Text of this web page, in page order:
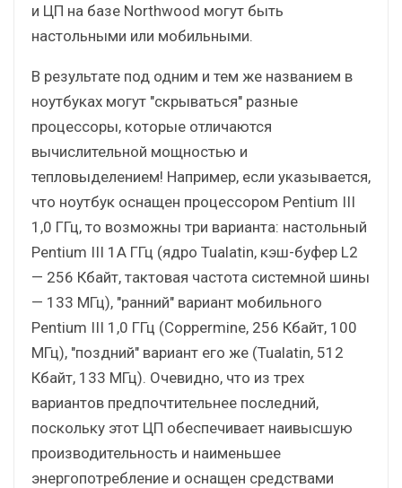
и ЦП на базе Northwood могут быть
настольными или мобильными.
В результате под одним и тем же названием в
ноутбуках могут "скрываться" разные
процессоры, которые отличаются
вычислительной мощностью и
тепловыделением! Например, если указывается,
что ноутбук оснащен процессором Pentium III
1,0 ГГц, то возможны три варианта: настольный
Pentium III 1A ГГц (ядро Tualatin, кэш-буфер L2
— 256 Кбайт, тактовая частота системной шины
— 133 МГц), "ранний" вариант мобильного
Pentium III 1,0 ГГц (Coppermine, 256 Кбайт, 100
МГц), "поздний" вариант его же (Tualatin, 512
Кбайт, 133 МГц). Очевидно, что из трех
вариантов предпочтительнее последний,
поскольку этот ЦП обеспечивает наивысшую
производительность и наименьшее
энергопотребление и оснащен средствами